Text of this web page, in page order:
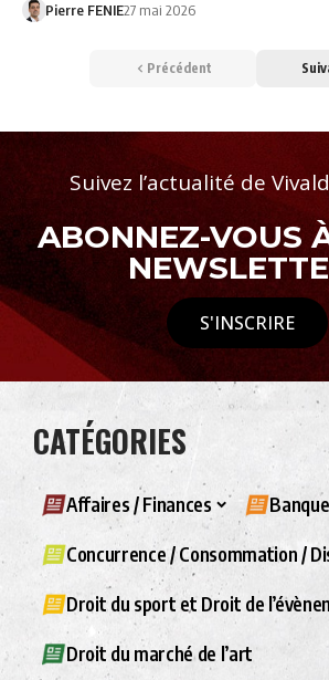
Pierre FENIE27 mai 2026
Précédent
Suivez l’actualité de
ABONNEZ-VOUS
S'INSCRIRE
CATÉGORIES
Affaires / Finances
Concurrence / Consommation /
Droit du sport et Droit de
Droit du marché de l’art